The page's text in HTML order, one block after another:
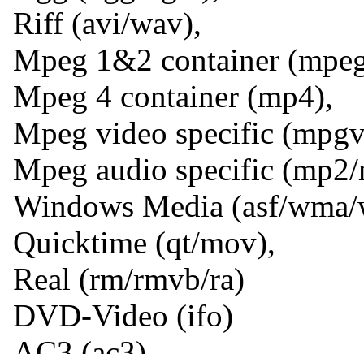
Riff (avi/wav),
Mpeg 1&2 container
Mpeg 4 container (mp4),
Mpeg video specific
Mpeg audio specific
Windows Media (asf/
Quicktime (qt/mov),
Real (rm/rmvb/ra)
DVD-Video (ifo)